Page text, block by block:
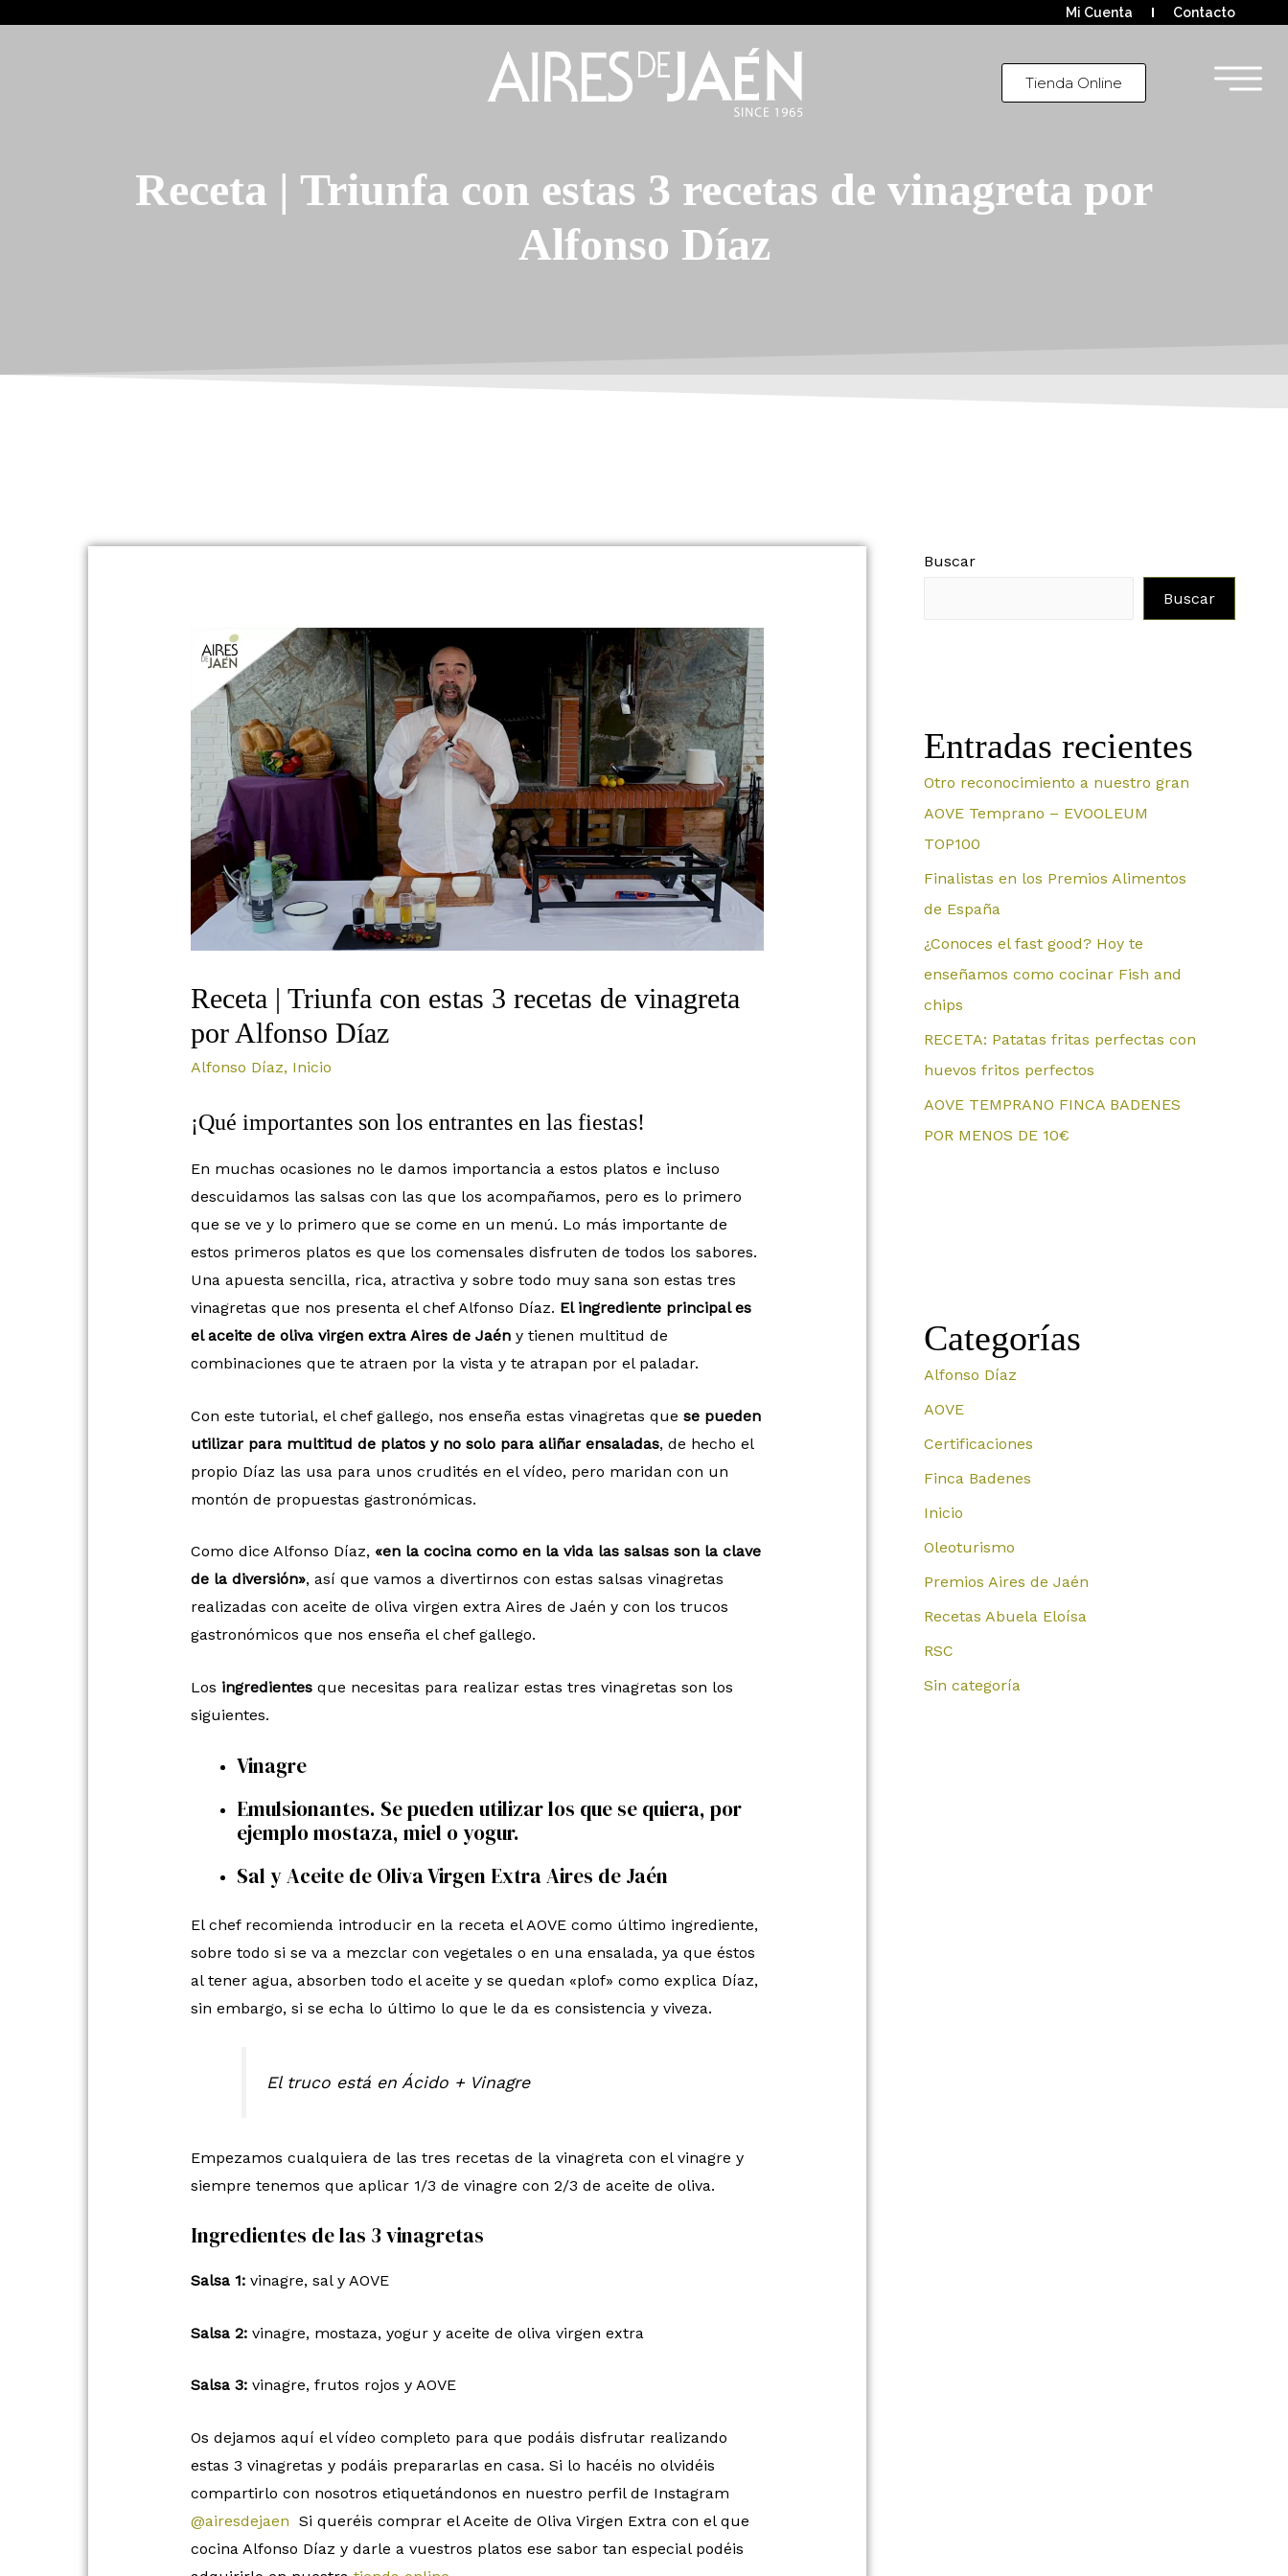
Mi Cuenta Contacto
Tienda Online
Receta | Triunfa con estas 3 recetas de vinagreta por
Alfonso Díaz
Receta | Triunfa con estas 3 recetas de vinagreta
por Alfonso Díaz
Alfonso Díaz, Inicio
¡Qué importantes son los entrantes en las fiestas!
En muchas ocasiones no le damos importancia a estos platos e incluso
descuidamos las salsas con las que los acompañamos, pero es lo primero
que se ve y lo primero que se come en un menú. Lo más importante de
estos primeros platos es que los comensales disfruten de todos los sabores.
Una apuesta sencilla, rica, atractiva y sobre todo muy sana son estas tres
vinagretas que nos presenta el chef Alfonso Díaz. El ingrediente principal es
el aceite de oliva virgen extra Aires de Jaény tienen multitud de
combinaciones que te atraen por la vista y te atrapan por el paladar.
Con este tutorial, el chef gallego, nos enseña estas vinagretas que se pueden
utilizar para multitud de platos y no solo para aliñar ensaladas, de hecho el
propio Díaz las usa para unos crudités en el vídeo, pero maridan con un
montón de propuestas gastronómicas.
Como dice Alfonso Díaz, «en la cocina como en la vida las salsas son la clave
de la diversión», así que vamos a divertirnos con estas salsas vinagretas
realizadas con aceite de oliva virgen extra Aires de Jaén y con los trucos
gastronómicos que nos enseña el chef gallego.
Los ingredientesque necesitas para realizar estas tres vinagretas son los
siguientes.
Vinagre
Emulsionantes. Se pueden utilizar los que se quiera, por
ejemplo mostaza, miel o yogur.
Sal y Aceite de Oliva Virgen Extra Aires de Jaén
El chef recomienda introducir en la receta el AOVE como último ingrediente,
sobre todo si se va a mezclar con vegetales o en una ensalada, ya que éstos
al tener agua, absorben todo el aceite y se quedan «plof» como explica Díaz,
sin embargo, si se echa lo último lo que le da es consistencia y viveza.
El truco está en Ácido + Vinagre
Empezamos cualquiera de las tres recetas de la vinagreta con el vinagre y
siempre tenemos que aplicar 1/3 de vinagre con 2/3 de aceite de oliva.
Ingredientes de las 3 vinagretas
Salsa 1:vinagre, sal y AOVE
Salsa 2:vinagre, mostaza, yogur y aceite de oliva virgen extra
Salsa 3:vinagre, frutos rojos y AOVE
Os dejamos aquí el vídeo completo para que podáis disfrutar realizando
estas 3 vinagretas y podáis prepararlas en casa. Si lo hacéis no olvidéis
compartirlo con nosotros etiquetándonos en nuestro perfil de Instagram
@airesdejaen Si queréis comprar el Aceite de Oliva Virgen Extra con el que
cocina Alfonso Díaz y darle a vuestros platos ese sabor tan especial podéis
Buscar
Buscar
Entradas recientes
Otro reconocimiento a nuestro gran
AOVE Temprano – EVOOLEUM
TOP100
Finalistas en los Premios Alimentos
de España
¿Conoces el fast good? Hoy te
enseñamos como cocinar Fish and
chips
RECETA: Patatas fritas perfectas con
huevos fritos perfectos
AOVE TEMPRANO FINCA BADENES
POR MENOS DE 10€
Categorías
Alfonso Díaz
AOVE
Certificaciones
Finca Badenes
Inicio
Oleoturismo
Premios Aires de Jaén
Recetas Abuela Eloísa
RSC
Sin categoría